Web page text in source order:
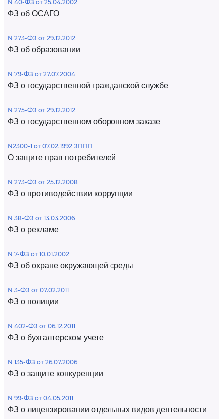
N 40-ФЗ от 25.04.2002
ФЗ об ОСАГО
N 273-ФЗ от 29.12.2012
ФЗ об образовании
N 79-ФЗ от 27.07.2004
ФЗ о государственной гражданской службе
N 275-ФЗ от 29.12.2012
ФЗ о государственном оборонном заказе
N2300-1 от 07.02.1992 ЗППП
О защите прав потребителей
N 273-ФЗ от 25.12.2008
ФЗ о противодействии коррупции
N 38-ФЗ от 13.03.2006
ФЗ о рекламе
N 7-ФЗ от 10.01.2002
ФЗ об охране окружающей среды
N 3-ФЗ от 07.02.2011
ФЗ о полиции
N 402-ФЗ от 06.12.2011
ФЗ о бухгалтерском учете
N 135-ФЗ от 26.07.2006
ФЗ о защите конкуренции
N 99-ФЗ от 04.05.2011
ФЗ о лицензировании отдельных видов деятельности